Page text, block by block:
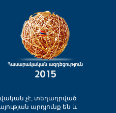
չէ, տեղադրված
արդյունք են և